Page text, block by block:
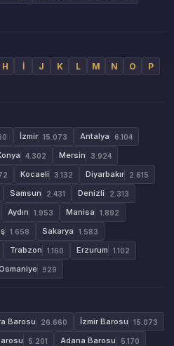
H İ J K L M N O
P
İzmir 15.073 Antalya 6.104
4.302 Mersin 3.924
Kocaeli 3.132 Diyarbakır 2.615
Samsun 2.431 Denizli 2.313
Aydın 1.953 Manisa 1.892
1.658 Sakarya 1.583
Trabzon 1.160 Erzurum 1.102
929
Barosu 26.660 İzmir Barosu 15.073
5.201 Adana Barosu 5.170